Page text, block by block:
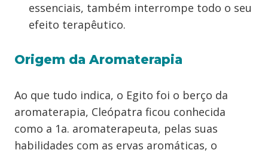
essenciais, também interrompe todo o seu
efeito terapêutico.
Origem da Aromaterapia
Ao que tudo indica, o Egito foi o berço da
aromaterapia, Cleópatra ficou conhecida
como a 1a. aromaterapeuta, pelas suas
habilidades com as ervas aromáticas, o